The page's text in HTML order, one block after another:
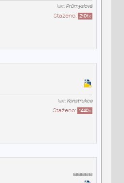
kat:Průmyslová
Staženo: 2101x
kat:Konstrukce
Staženo: 1440x